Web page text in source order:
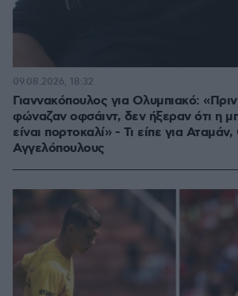
Γιαννακόπουλος για Ολυμπιακό:
φώναζαν οφσάιντ, δεν ήξεραν ότι η
είναι πορτοκαλί» - Τι είπε για
Αγγελόπουλους
09.08.2026, 18:32